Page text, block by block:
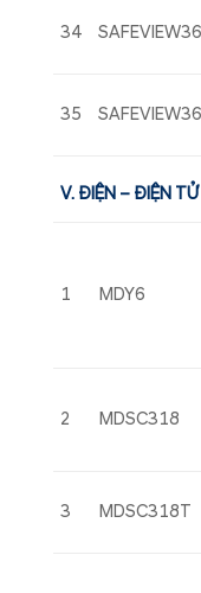
34
35
V. ĐIỆN – ĐIỆN
1 MDY6
2 MDSC318
3 MDSC318T